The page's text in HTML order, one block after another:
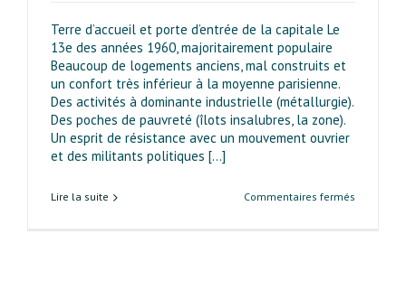
Terre d’accueil et porte d’entrée de la capitale Le
13e des années 1960, majoritairement populaire
Beaucoup de logements anciens, mal construits et
un confort très inférieur à la moyenne parisienne.
Des activités à dominante industrielle (métallurgie).
Des poches de pauvreté (îlots insalubres, la zone).
Un esprit de résistance avec un mouvement ouvrier
et des militants politiques [...]
Lire la suite Commentaires fermés